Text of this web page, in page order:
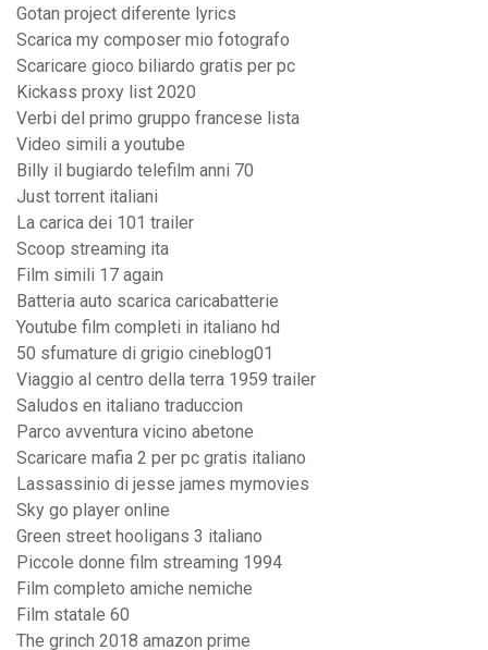
Gotan project diferente lyrics
Scarica my composer mio fotografo
Scaricare gioco biliardo gratis per pc
Kickass proxy list 2020
Verbi del primo gruppo francese lista
Video simili a youtube
Billy il bugiardo telefilm anni 70
Just torrent italiani
La carica dei 101 trailer
Scoop streaming ita
Film simili 17 again
Batteria auto scarica caricabatterie
Youtube film completi in italiano hd
50 sfumature di grigio cineblog01
Viaggio al centro della terra 1959 trailer
Saludos en italiano traduccion
Parco avventura vicino abetone
Scaricare mafia 2 per pc gratis italiano
Lassassinio di jesse james mymovies
Sky go player online
Green street hooligans 3 italiano
Piccole donne film streaming 1994
Film completo amiche nemiche
Film statale 60
The grinch 2018 amazon prime